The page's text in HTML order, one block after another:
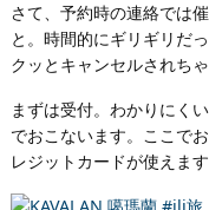
さて、予約時の連絡では
と。時間的にギリギリだ
クッとキャンセルされち
まずは受付。わかりにく
でおこないます。ここで
レジットカードが使えます